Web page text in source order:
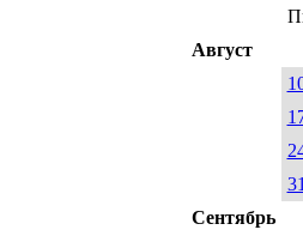
Август
Сентябрь